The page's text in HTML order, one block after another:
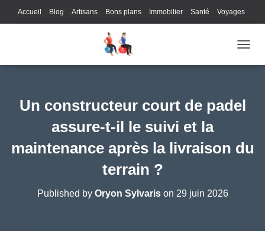
Accueil Blog Artisans Bons plans Immobilier Santé Voyages
Loisirs
Un constructeur court de padel
assure-t-il le suivi et la
maintenance après la livraison du
terrain ?
Published by Oryon Sylvarison 29 juin 2026